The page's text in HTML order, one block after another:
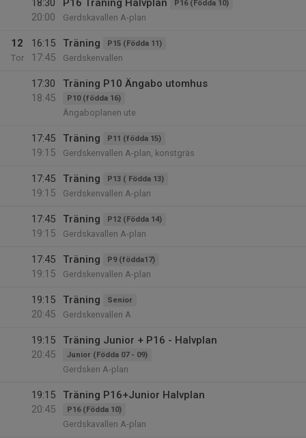
18:30
20:00
P16 Träning Halvplan P16 (Födda 10)
Gerdskavallen A-plan
12
Tor
16:15
17:45
Träning P15 (Födda 11)
Gerdskenvallen
17:30
18:45
Träning P10 Ängabo utomhus
P10 (födda 16)
Ängaboplanen ute
17:45
19:15
Träning P11 (födda 15)
Gerdskenvallen A-plan, konstgräs
17:45
19:15
Träning P13 ( Födda 13)
Gerdskenvallen A-plan
17:45
19:15
Träning P12 (Födda 14)
Gerdskavallen A-plan
17:45
19:15
Träning P9 (födda17)
Gerdskenvallen A-plan
19:15
20:45
Träning Senior
Gerdskenvallen A
19:15
20:45
Träning Junior + P16 - Halvplan
Junior (Födda 07 - 09)
Gerdsken A-plan
19:15
20:45
Träning P16+Junior Halvplan
P16 (Födda 10)
Gerdskavallen A-plan